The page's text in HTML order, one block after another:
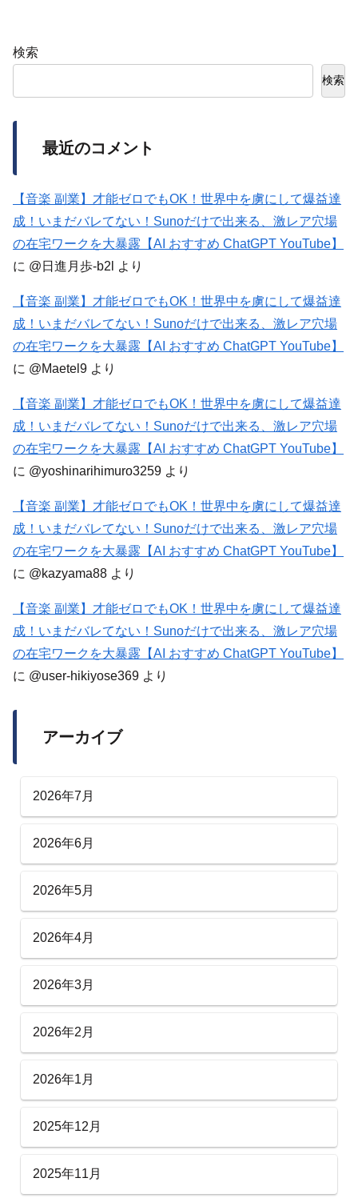
検索
検索
最近のコメント
【音楽 副業】才能ゼロでもOK！世界中を虜にして爆益達
成！いまだバレてない！Sunoだけで出来る、激レア穴場
の在宅ワークを大暴露【AI おすすめ ChatGPT YouTube】
に @日進月歩-b2l より
【音楽 副業】才能ゼロでもOK！世界中を虜にして爆益達
成！いまだバレてない！Sunoだけで出来る、激レア穴場
の在宅ワークを大暴露【AI おすすめ ChatGPT YouTube】
に @Maetel9 より
【音楽 副業】才能ゼロでもOK！世界中を虜にして爆益達
成！いまだバレてない！Sunoだけで出来る、激レア穴場
の在宅ワークを大暴露【AI おすすめ ChatGPT YouTube】
に @yoshinarihimuro3259 より
【音楽 副業】才能ゼロでもOK！世界中を虜にして爆益達
成！いまだバレてない！Sunoだけで出来る、激レア穴場
の在宅ワークを大暴露【AI おすすめ ChatGPT YouTube】
に @kazyama88 より
【音楽 副業】才能ゼロでもOK！世界中を虜にして爆益達
成！いまだバレてない！Sunoだけで出来る、激レア穴場
の在宅ワークを大暴露【AI おすすめ ChatGPT YouTube】
に @user-hikiyose369 より
アーカイブ
2026年7月
2026年6月
2026年5月
2026年4月
2026年3月
2026年2月
2026年1月
2025年12月
2025年11月